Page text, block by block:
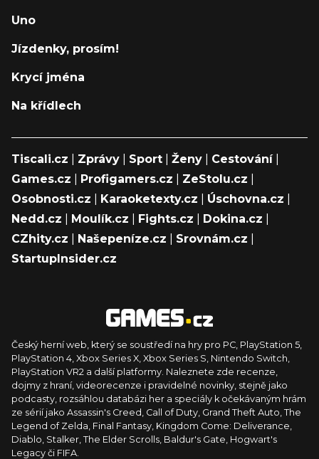
Uno
Jízdenky, prosím!
Krycí jména
Na křídlech
Tiscali.cz Zprávy Sport Ženy Cestování|
Games.cz
Profigamers.cz ZeStolu.cz
Osobnosti.cz
Karaoketexty.cz Úschovna.cz
Nedd.cz
Moulík.cz Fights.cz Dokina.cz
CZhity.cz
Našepeníze.cz Srovnám.cz
StartupInsider.cz
Český herní web, který se soustředí na hry pro PC, PlayStation 5,
PlayStation 4, Xbox Series X, Xbox Series S, Nintendo Switch,
PlayStation VR2 a další platformy. Naleznete zde recenze,
dojmy z hraní, videorecenze i pravidelné novinky, stejně jako
podcasty, rozsáhlou databázi her a speciály k očekávaným hrám
ze sérií jako Assassin's Creed, Call of Duty, Grand Theft Auto, The
Legend of Zelda, Final Fantasy, Kingdom Come: Deliverance,
Diablo, Stalker, The Elder Scrolls, Baldur's Gate, Hogwart's
Legacy či FIFA.